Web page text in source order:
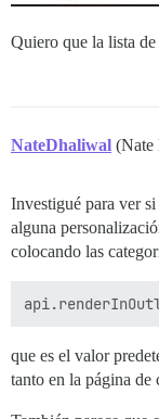
Quiero que la lista de
NateDhaliwal (Nate
Investigué para ver
alguna
colocando las
que es el valor
tanto en la página de